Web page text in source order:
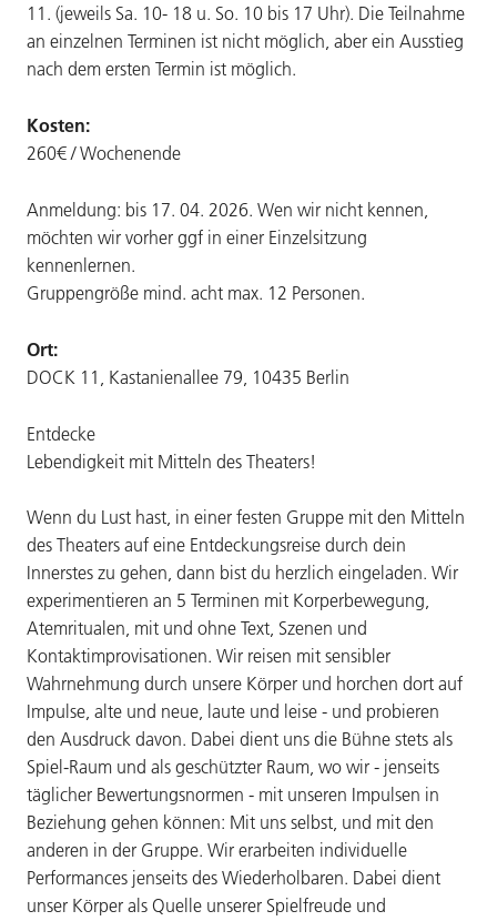
11. (jeweils Sa. 10- 18 u. So. 10 bis 17 Uhr). Die Teilnahme
an einzelnen Terminen ist nicht möglich, aber ein Ausstieg
nach dem ersten Termin ist möglich.
Kosten:
260€ / Wochenende
Anmeldung: bis 17. 04. 2026. Wen wir nicht kennen,
möchten wir vorher ggf in einer Einzelsitzung
kennenlernen.
Gruppengröße mind. acht max. 12 Personen.
Ort:
DOCK 11, Kastanienallee 79, 10435 Berlin
Entdecke
Lebendigkeit mit Mitteln des Theaters!
Wenn du Lust hast, in einer festen Gruppe mit den Mitteln
des Theaters auf eine Entdeckungsreise durch dein
Innerstes zu gehen, dann bist du herzlich eingeladen. Wir
experimentieren an 5 Terminen mit Korperbewegung,
Atemritualen, mit und ohne Text, Szenen und
Kontaktimprovisationen. Wir reisen mit sensibler
Wahrnehmung durch unsere Körper und horchen dort auf
Impulse, alte und neue, laute und leise - und probieren
den Ausdruck davon. Dabei dient uns die Bühne stets als
Spiel-Raum und als geschützter Raum, wo wir - jenseits
täglicher Bewertungsnormen - mit unseren Impulsen in
Beziehung gehen können: Mit uns selbst, und mit den
anderen in der Gruppe. Wir erarbeiten individuelle
Performances jenseits des Wiederholbaren. Dabei dient
unser Körper als Quelle unserer Spielfreude und